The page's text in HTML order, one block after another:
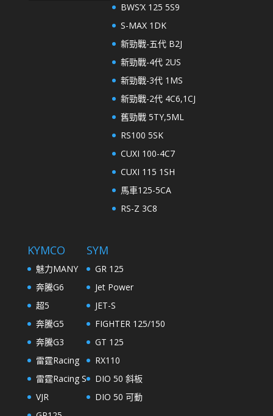
BWS’X 125 5S9
S-MAX 1DK
新勁戰-五代 B2J
新勁戰-4代 2US
新勁戰-3代 1MS
新勁戰-2代 4C6,1CJ
舊勁戰 5TY,5ML
RS100 5SK
CUXI 100-4C7
CUXI 115 1SH
馬車125-5CA
RS-Z 3C8
KYMCO
魅力MANY
奔騰G6
超5
奔騰G5
奔騰G3
雷霆Racing
雷霆Racing S
VJR
SYM
GR 125
Jet Power
JET-S
FIGHTER 125/150
GT 125
RX110
DIO 50 斜板
DIO 50 可動